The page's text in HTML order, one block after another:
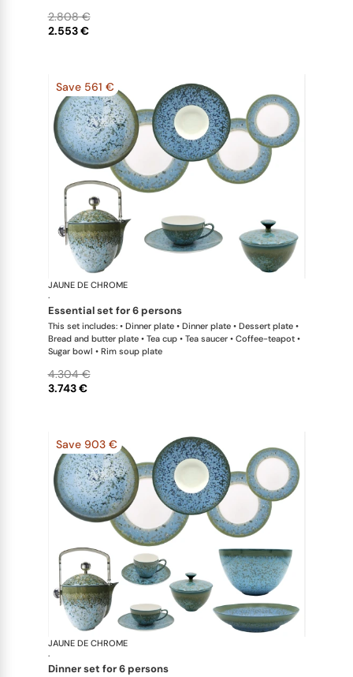
2.553 €
2.808 €
Save 561 €
JAUNE DE CHROME
·
essential set for 6 persons
This set includes: • Dinner plate • Dinner plate • Dessert plate •
Bread and butter plate • Tea cup • Tea saucer • Coffee-teapot •
Sugar bowl • Rim soup plate
3.743 €
4.304 €
Save 903 €
JAUNE DE CHROME
·
dinner set for 6 persons